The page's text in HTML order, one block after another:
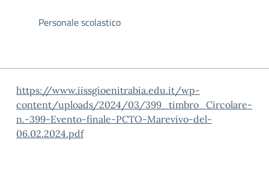
Personale scolastico
https://www.iissgioenitrabia.edu.it/wp-
content/uploads/2024/03/399_timbro_Circolare-
n.-399-Evento-finale-PCTO-Marevivo-del-
06.02.2024.pdf